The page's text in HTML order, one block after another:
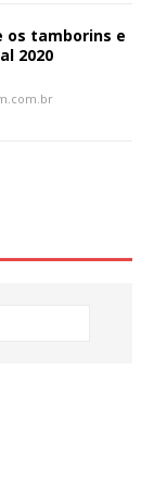
os tamborins e
2020